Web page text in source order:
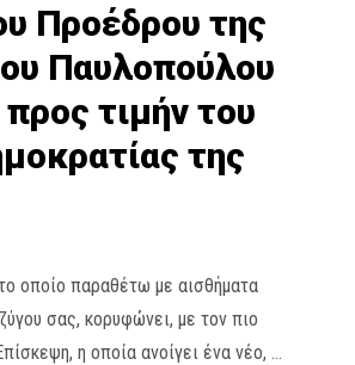
Προέδρου της
Παυλοπούλου
τιμήν του
της
οποίο παραθέτω με αισθήματα
σας, κορυφώνει, με τον πιο
η οποία ανοίγει ένα νέο, …